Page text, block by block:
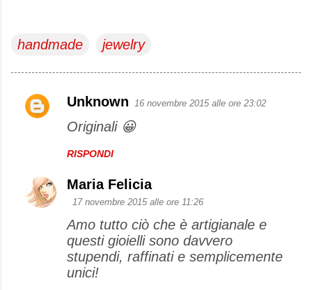
handmade jewelry
C
n
Unknown 16 novembre 2015 alle ore 23:02
Originali 😀
RISPONDI
Maria Felicia
17 novembre 2015 alle ore 11:26
Amo tutto ciò che è artigianale e
questi gioielli sono davvero
stupendi, raffinati e semplicemente
unici!